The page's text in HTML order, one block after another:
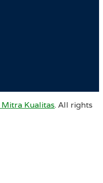
Mitra Kualitas. All rights